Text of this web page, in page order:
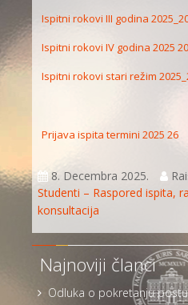
Ispitni rokovi III godina
Ispitni rokovi IV godina 2025
Ispitni rokovi stari režim
Prijava ispita termini 2025 26
8. Decembra 2025.
Studenti – Raspored ispita,
konsultacija
Najnoviji članci
Odluka o pokretanju